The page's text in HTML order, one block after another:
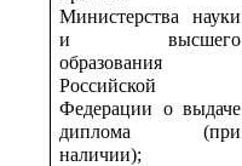
Министерства науки
и высшего
образования
Российской
Федерации о выдаче
диплома (при
наличии);